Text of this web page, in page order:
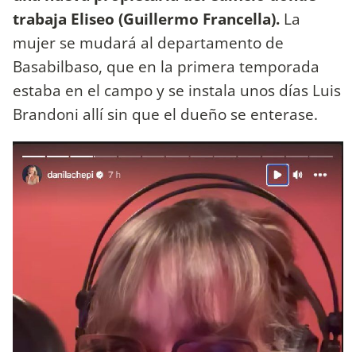
trabaja Eliseo (Guillermo Francella). La
mujer se mudará al departamento de
Basabilbaso, que en la primera temporada
estaba en el campo y se instala unos días Luis
Brandoni allí sin que el dueño se enterase.